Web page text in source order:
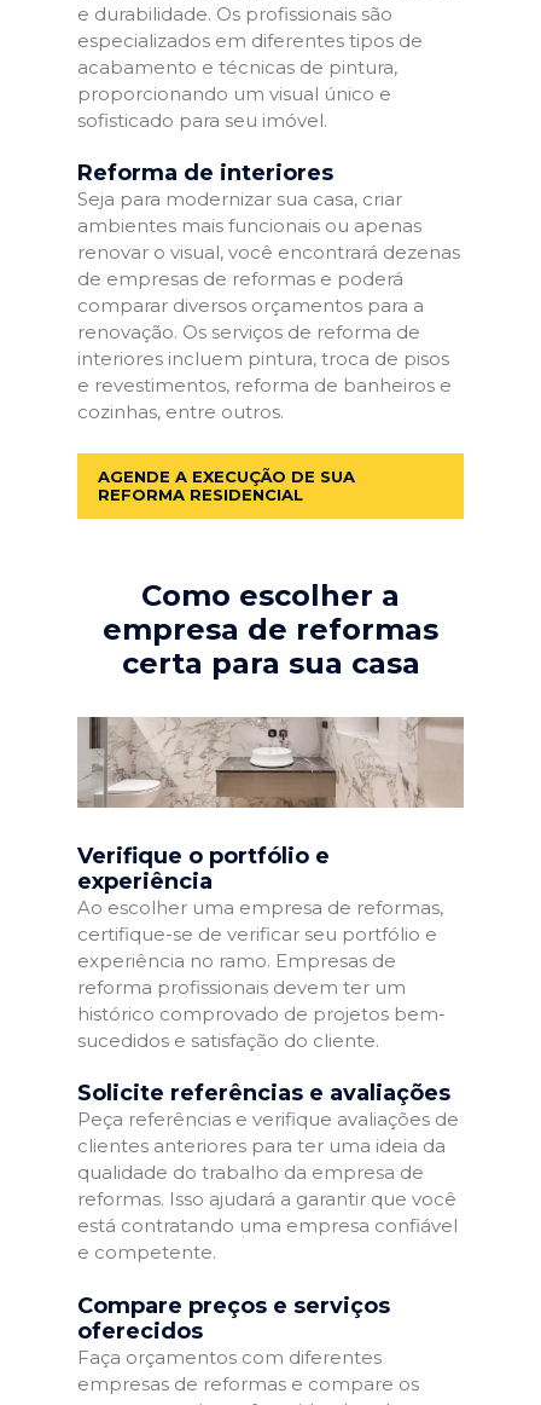
e durabilidade. Os profissionais são
especializados em diferentes tipos de
acabamento e técnicas de pintura,
proporcionando um visual único e
sofisticado para seu imóvel.
Reforma de interiores
Seja para modernizar sua casa, criar
ambientes mais funcionais ou apenas
renovar o visual, você encontrará dezenas
de empresas de reformas e poderá
comparar diversos orçamentos para a
renovação. Os serviços de reforma de
interiores incluem pintura, troca de pisos
e revestimentos, reforma de banheiros e
cozinhas, entre outros.
AGENDE A EXECUÇÃO DE SUA
REFORMA RESIDENCIAL
Como escolher a
empresa de reformas
certa para sua casa
Verifique o portfólio e
experiência
Ao escolher uma empresa de reformas,
certifique-se de verificar seu portfólio e
experiência no ramo. Empresas de
reforma profissionais devem ter um
histórico comprovado de projetos bem-
sucedidos e satisfação do cliente.
Solicite referências e avaliações
Peça referências e verifique avaliações de
clientes anteriores para ter uma ideia da
qualidade do trabalho da empresa de
reformas. Isso ajudará a garantir que você
está contratando uma empresa confiável
e competente.
Compare preços e serviços
oferecidos
Faça orçamentos com diferentes
empresas de reformas e compare os